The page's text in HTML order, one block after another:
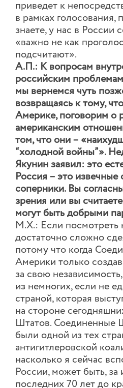
приведет к
в рамках голосования,
знаете, у нас в России
«важно не как
подсчитают».
А.П.: К вопросам
российским
мы вернемся чуть
возвращаясь к тому,
Америке, поговорим о
американским
том, что они –
“холодной войны”».
Якунин заявил: это
Россия – это извечные
соперники. Вы
зрения или вы
могут быть добрыми
М.Х.: Если посмотреть
достаточно сложно
потому что когда
Америки только
за свою
из немногих, если не
страной, которая
на стороне
Штатов. Соединенные
были одной из тех
антигитлеровской
насколько я сейчас
России, может быть,
последних 70 лет до